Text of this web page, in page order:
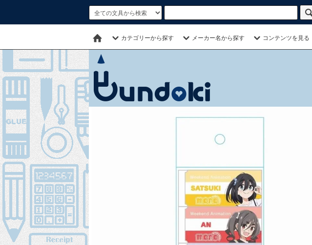
カテゴリーから探す メーカー名から探す コンテンツを見る